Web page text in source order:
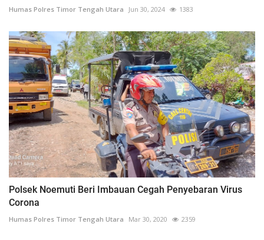
Humas Polres Timor Tengah Utara Jun 30, 2024 1383
Polsek Noemuti Beri Imbauan Cegah Penyebaran Virus
Corona
Humas Polres Timor Tengah Utara Mar 30, 2020 2359